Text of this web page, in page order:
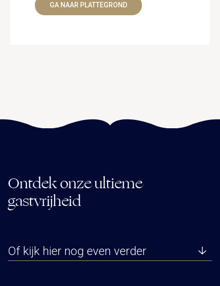
GA NAAR PLATTEGROND
Ontdek onze ultieme
gastvrijheid
Of kijk hier nog even verder